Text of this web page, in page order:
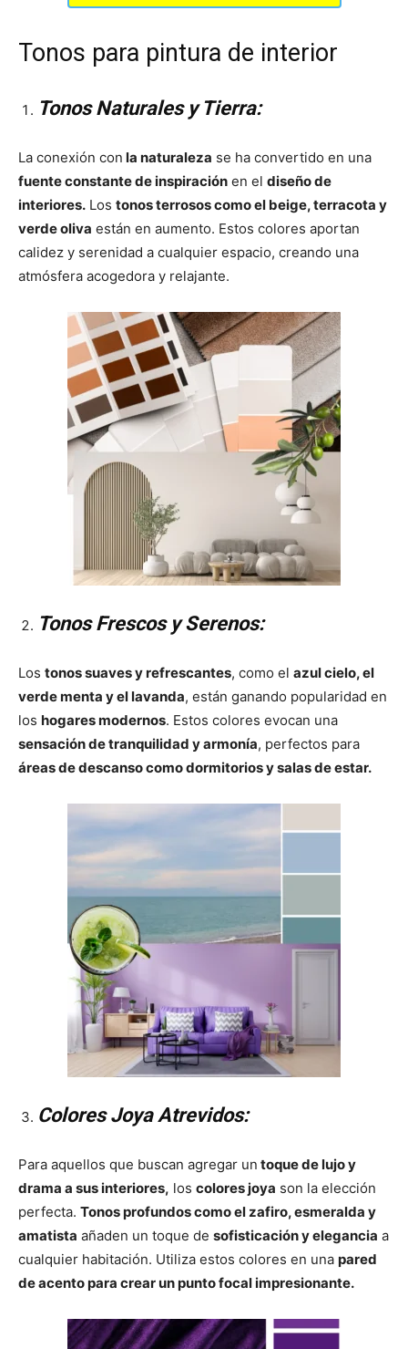
Tonos para pintura de interior
Tonos Naturales y Tierra:
La conexión con la naturaleza se ha convertido en una
fuente constante de inspiración en el diseño de
interiores. Los tonos terrosos como el beige, terracota y
verde oliva están en aumento. Estos colores aportan
calidez y serenidad a cualquier espacio, creando una
atmósfera acogedora y relajante.
Tonos Frescos y Serenos:
Los tonos suaves y refrescantes, como el azul cielo, el
verde menta y el lavanda, están ganando popularidad en
los hogares modernos. Estos colores evocan una
sensación de tranquilidad y armonía, perfectos para
áreas de descanso como dormitorios y salas de estar.
Colores Joya Atrevidos:
Para aquellos que buscan agregar un toque de lujo y
drama a sus interiores, los colores joya son la elección
perfecta. Tonos profundos como el zafiro, esmeralda y
amatista añaden un toque de sofisticación y elegancia a
cualquier habitación. Utiliza estos colores en una pared
de acento para crear un punto focal impresionante.